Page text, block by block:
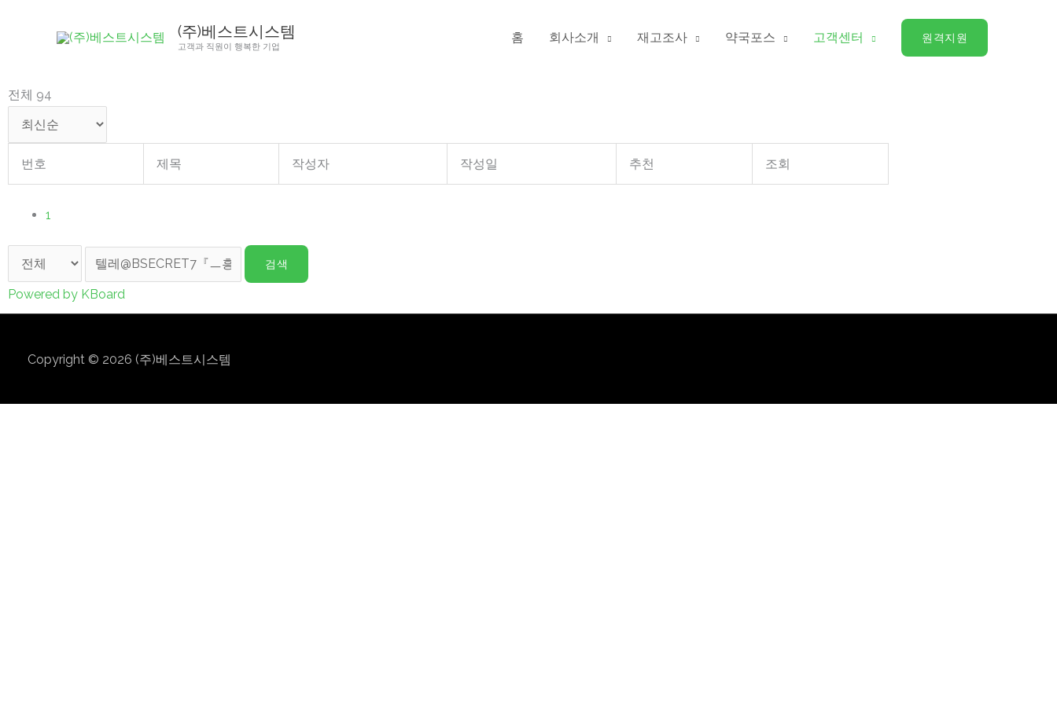
건
뛰
(주)베스트시스템
고객과 직원이 행복한 기업
홈 회사소개 재고조사 약국포스 고객센터 원격지원
전체 94
번호 제목 작성자 작성일 추천 조회
1
검색
Powered by KBoard
Copyright © 2026 (주)베스트시스템